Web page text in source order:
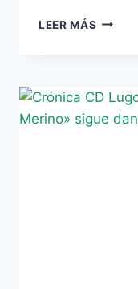
LEER MÁS BETIS
CON
RELAX